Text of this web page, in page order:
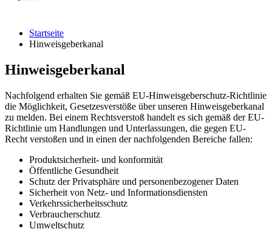
Startseite
Hinweisgeberkanal
Hinweisgeberkanal
Nachfolgend erhalten Sie gemäß EU-Hinweisgeberschutz-Richtlinie
die Möglichkeit, Gesetzesverstöße über unseren Hinweisgeberkanal
zu melden. Bei einem Rechtsverstoß handelt es sich gemäß der EU-
Richtlinie um Handlungen und Unterlassungen, die gegen EU-
Recht verstoßen und in einen der nachfolgenden Bereiche fallen:
Produktsicherheit- und konformität
Öffentliche Gesundheit
Schutz der Privatsphäre und personenbezogener Daten
Sicherheit von Netz- und Informationsdiensten
Verkehrssicherheitsschutz
Verbraucherschutz
Umweltschutz